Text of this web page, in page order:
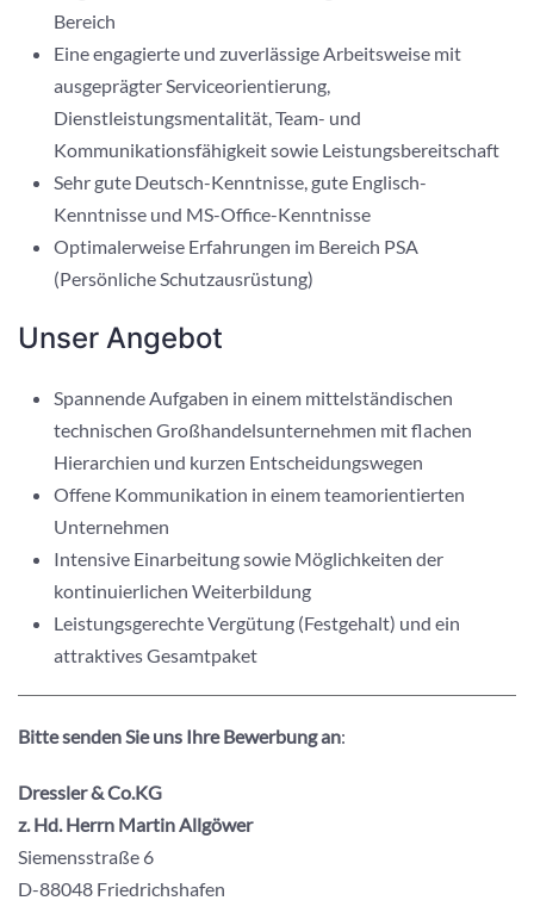
Bereich
Eine engagierte und zuverlässige Arbeitsweise mit
ausgeprägter Serviceorientierung,
Dienstleistungsmentalität, Team- und
Kommunikationsfähigkeit sowie Leistungsbereitschaft
Sehr gute Deutsch-Kenntnisse, gute Englisch-
Kenntnisse und MS-Office-Kenntnisse
Optimalerweise Erfahrungen im Bereich PSA
(Persönliche Schutzausrüstung)
Unser Angebot
Spannende Aufgaben in einem mittelständischen
technischen Großhandelsunternehmen mit flachen
Hierarchien und kurzen Entscheidungswegen
Offene Kommunikation in einem teamorientierten
Unternehmen
Intensive Einarbeitung sowie Möglichkeiten der
kontinuierlichen Weiterbildung
Leistungsgerechte Vergütung (Festgehalt) und ein
attraktives Gesamtpaket
Bitte senden Sie uns Ihre Bewerbung an:
Dressler & Co.KG
z. Hd. Herrn Martin Allgöwer
Siemensstraße 6
D-88048 Friedrichshafen